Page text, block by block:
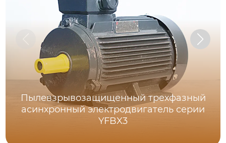
Пылевзрывозащищенный трехфазный
асинхронный электродвигатель серии
YFBX3